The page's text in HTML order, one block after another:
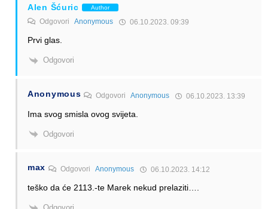
Alen Šćuric Author
Odgovori Anonymous 06.10.2023. 09:39
Prvi glas.
Odgovori
Anonymous OdgovoriAnonymous 06.10.2023. 13:39
Ima svog smisla ovog svijeta.
Odgovori
max OdgovoriAnonymous 06.10.2023. 14:12
teško da će 2113.-te Marek nekud prelaziti….